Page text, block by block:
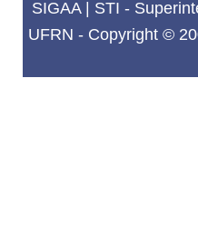
SIGAA | STI -
UFRN - Copyright ©